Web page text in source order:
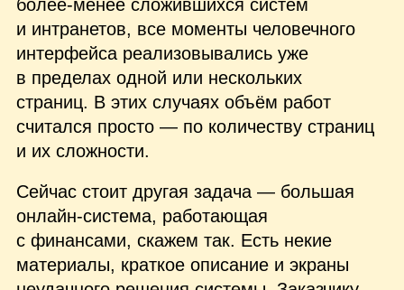
более‑менее сложившихся систем
и интранетов, все моменты человечного
интерфейса реализовывались уже
в пределах одной или нескольких
страниц. В этих случаях объём работ
считался просто — по количеству страниц
и их сложности.
Сейчас стоит другая задача — большая
онлайн‑система, работающая
с финансами, скажем так. Есть некие
материалы, краткое описание и экраны